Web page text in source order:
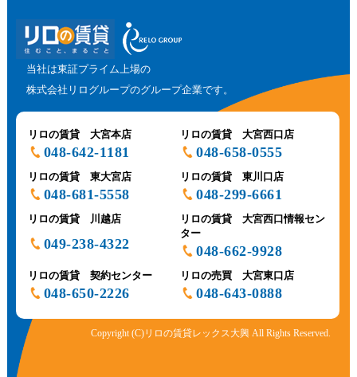
当社は東証プライム上場の
株式会社リログループのグループ企業です。
リロの賃貸 大宮本店
048-642-1181
リロの賃貸 大宮西口店
048-658-0555
リロの賃貸 東大宮店
048-681-5558
リロの賃貸 東川口店
048-299-6661
リロの賃貸 川越店
049-238-4322
リロの賃貸 大宮西口情報セン
ター
048-662-9928
リロの賃貸 契約センター
048-650-2226
リロの売買 大宮東口店
048-643-0888
Copyright (C)リロの賃貸レックス大興 All Rights Reserved.